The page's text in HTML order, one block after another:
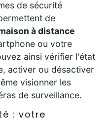
de sécurité
de
à distance
ou votre
ainsi vérifier l'état
activer ou désactiver
visionner les
de surveillance.
: votre